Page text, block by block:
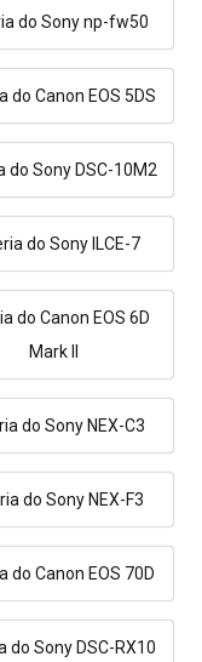
do Sony np-fw50
do Canon EOS 5DS
do Sony DSC-10M2
do Sony ILCE-7
do Canon EOS 6D
Mark II
do Sony NEX-C3
do Sony NEX-F3
do Canon EOS 70D
do Sony DSC-RX10